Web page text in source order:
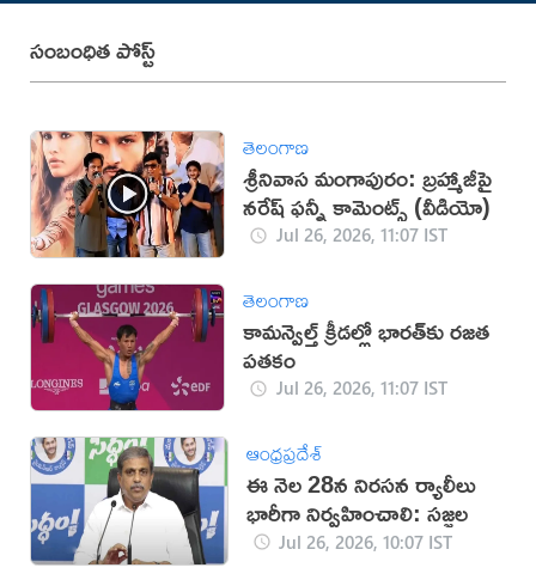
సంబంధిత పోస్ట్
తెలంగాణ
శ్రీనివాస మంగాపురం: బ్రహ్మాజీపై
నరేష్ ఫన్నీ కామెంట్స్ (వీడియో)
Jul 26, 2026, 11:07 IST
తెలంగాణ
కామన్వెల్త్ క్రీడల్లో భారత్‌కు రజత
పతకం
Jul 26, 2026, 11:07 IST
ఆంధ్రప్రదేశ్
ఈ నెల 28న నిరసన ర్యాలీలు
భారీగా నిర్వహించాలి: సజ్జల
Jul 26, 2026, 10:07 IST